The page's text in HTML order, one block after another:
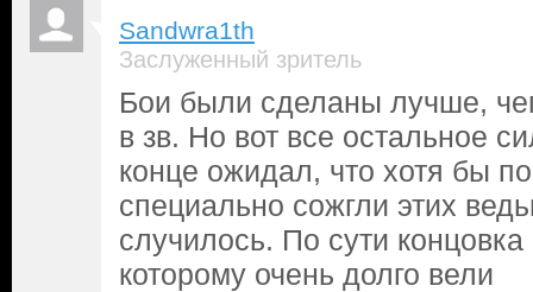
Sandwra1th
Заслуженный зритель
Бои были сделаны лучше,
в зв. Но вот все остальное
конце ожидал, что хотя бы
специально сожгли этих
случилось. По сути
которому очень долго вели